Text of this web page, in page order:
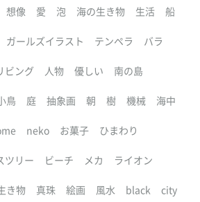
想像 愛 泡 海の生き物 生活 船
ガールズイラスト テンペラ バラ
ビング 人物 優しい 南の島
鳥 庭 抽象画 朝 樹 機械 海中
neko お菓子 ひまわり
ツリー ビーチ メカ ライオン
き物 真珠 絵画 風水 black city